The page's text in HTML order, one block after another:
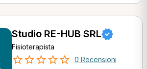
Studio RE-HUB SRL
Fisioterapista
0 Recensioni